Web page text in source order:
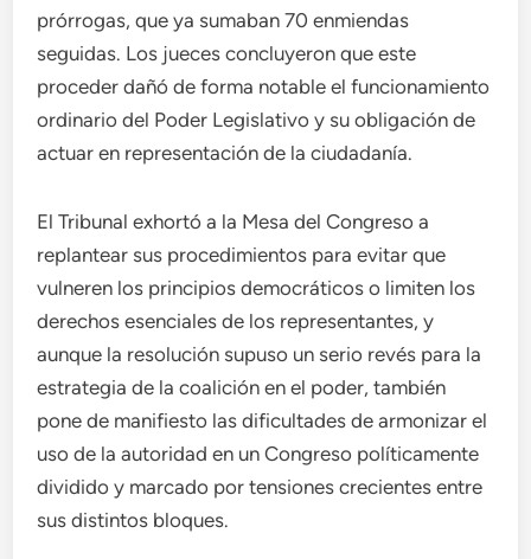
prórrogas, que ya sumaban 70 enmiendas
seguidas. Los jueces concluyeron que este
proceder dañó de forma notable el funcionamiento
ordinario del Poder Legislativo y su obligación de
actuar en representación de la ciudadanía.
El Tribunal exhortó a la Mesa del Congreso a
replantear sus procedimientos para evitar que
vulneren los principios democráticos o limiten los
derechos esenciales de los representantes, y
aunque la resolución supuso un serio revés para la
estrategia de la coalición en el poder, también
pone de manifiesto las dificultades de armonizar el
uso de la autoridad en un Congreso políticamente
dividido y marcado por tensiones crecientes entre
sus distintos bloques.